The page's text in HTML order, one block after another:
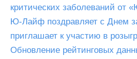
критических заболеваний от
Ю-Лайф поздравляет с Днем
приглашает к участию в
Обновление рейтинговых